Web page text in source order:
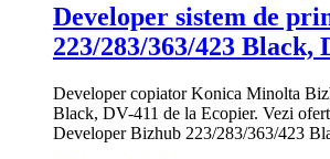
Developer sistem de
223/283/363/423 Black,
Developer copiator Konica Minolta
Black, DV-411 de la Ecopier. Vezi
Developer Bizhub 223/283/363/423